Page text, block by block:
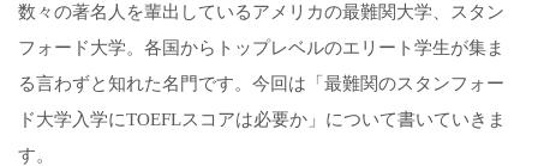
数々の著名人を輩出しているアメリカの最難関大学、スタン
フォード大学。各国からトップレベルのエリート学生が集ま
る言わずと知れた名門です。今回は「最難関のスタンフォー
ド大学入学にTOEFLスコアは必要か」について書いていきま
す。